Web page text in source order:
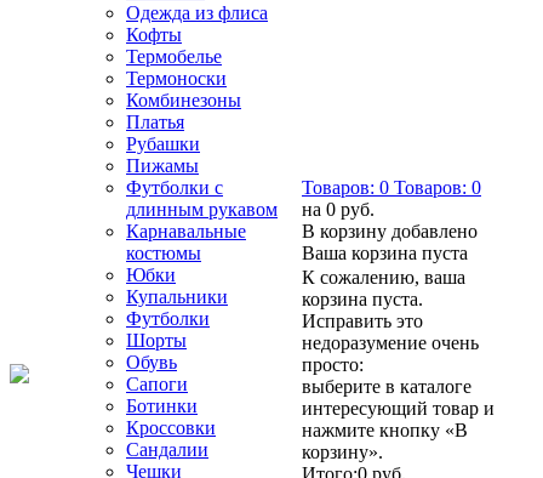
Одежда из флиса
Кофты
Термобелье
Термоноски
Комбинезоны
Платья
Рубашки
Пижамы
Футболки с
длинным рукавом
Карнавальные
костюмы
Юбки
Купальники
Футболки
Шорты
Обувь
Сапоги
Ботинки
Кроссовки
Сандалии
Чешки
Товаров: 0 Товаров: 0
на 0 руб.
В корзину добавлено
Ваша корзина пуста
К сожалению, ваша
корзина пуста.
Исправить это
недоразумение очень
просто:
выберите в каталоге
интересующий товар и
нажмите кнопку «В
корзину».
Итого:0 руб.